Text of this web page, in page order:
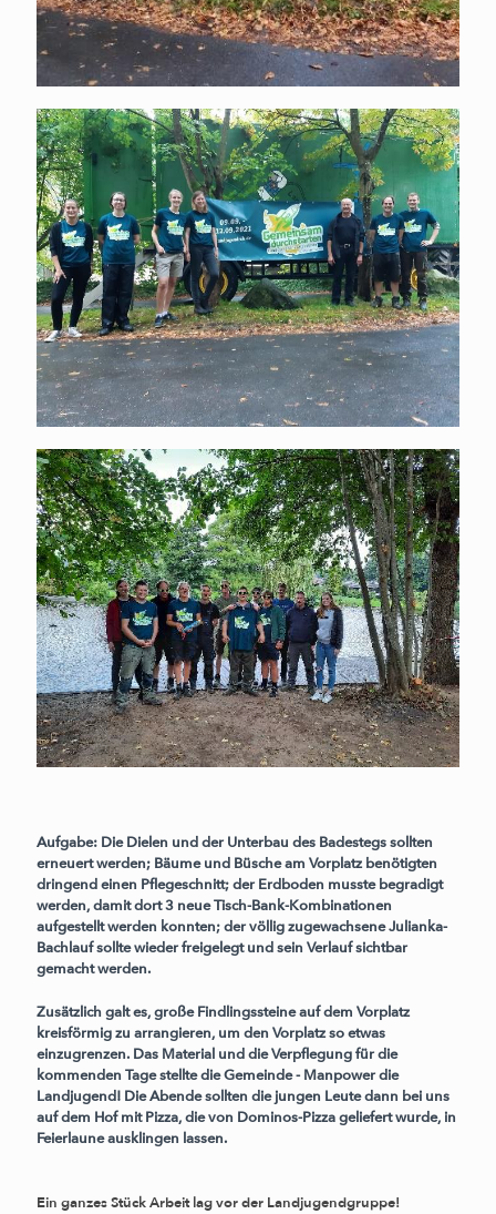
Aufgabe: Die Dielen und der Unterbau des Badestegs sollten
erneuert werden; Bäume und Büsche am Vorplatz benötigten
dringend einen Pflegeschnitt; der Erdboden musste begradigt
werden, damit dort 3 neue Tisch-Bank-Kombinationen
aufgestellt werden konnten; der völlig zugewachsene Julianka-
Bachlauf sollte wieder freigelegt und sein Verlauf sichtbar
gemacht werden.
Zusätzlich galt es, große Findlingssteine auf dem Vorplatz
kreisförmig zu arrangieren, um den Vorplatz so etwas
einzugrenzen. Das Material und die Verpflegung für die
kommenden Tage stellte die Gemeinde - Manpower die
Landjugend! Die Abende sollten die jungen Leute dann bei uns
auf dem Hof mit Pizza, die von Dominos-Pizza geliefert wurde, in
Feierlaune ausklingen lassen.
Ein ganzes Stück Arbeit lag vor der Landjugendgruppe!